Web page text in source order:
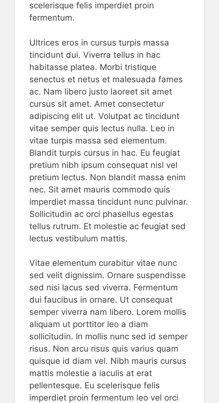
scelerisque felis imperdiet proin
fermentum.
Ultrices eros in cursus turpis massa
tincidunt dui. Viverra tellus in hac
habitasse platea. Morbi tristique
senectus et netus et malesuada fames
ac. Nam libero justo laoreet sit amet
cursus sit amet. Amet consectetur
adipiscing elit ut. Volutpat ac tincidunt
vitae semper quis lectus nulla. Leo in
vitae turpis massa sed elementum.
Blandit turpis cursus in hac. Eu feugiat
pretium nibh ipsum consequat nisl vel
pretium lectus. Non blandit massa enim
nec. Sit amet mauris commodo quis
imperdiet massa tincidunt nunc pulvinar.
Sollicitudin ac orci phasellus egestas
tellus rutrum. Et molestie ac feugiat sed
lectus vestibulum mattis.
Vitae elementum curabitur vitae nunc
sed velit dignissim. Ornare suspendisse
sed nisi lacus sed viverra. Fermentum
dui faucibus in ornare. Ut consequat
semper viverra nam libero. Lorem mollis
aliquam ut porttitor leo a diam
sollicitudin. In mollis nunc sed id semper
risus. Non arcu risus quis varius quam
quisque id diam vel. Nibh mauris cursus
mattis molestie a iaculis at erat
pellentesque. Eu scelerisque felis
imperdiet proin fermentum leo vel orci